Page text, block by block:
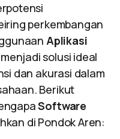
perkembangan
Aplikasi
menjadi solusi ideal
dan akurasi dalam
Berikut
Software
di Pondok Aren: